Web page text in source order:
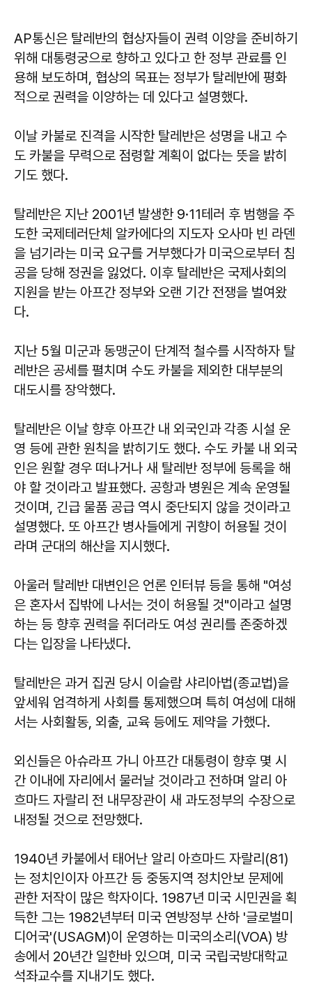
AP통신은 탈레반의 협상자들이 권력 이양을 준비하기
위해 대통령궁으로 향하고 있다고 한 정부 관료를 인
용해 보도하며, 협상의 목표는 정부가 탈레반에 평화
적으로 권력을 이양하는 데 있다고 설명했다.
이날 카불로 진격을 시작한 탈레반은 성명을 내고 수
도 카불을 무력으로 점령할 계획이 없다는 뜻을 밝히
기도 했다.
탈레반은 지난 2001년 발생한 9·11테러 후 범행을 주
도한 국제테러단체 알카에다의 지도자 오사마 빈 라덴
을 넘기라는 미국 요구를 거부했다가 미국으로부터 침
공을 당해 정권을 잃었다. 이후 탈레반은 국제사회의
지원을 받는 아프간 정부와 오랜 기간 전쟁을 벌여왔
다.
지난 5월 미군과 동맹군이 단계적 철수를 시작하자 탈
레반은 공세를 펼치며 수도 카불을 제외한 대부분의
대도시를 장악했다.
탈레반은 이날 향후 아프간 내 외국인과 각종 시설 운
영 등에 관한 원칙을 밝히기도 했다. 수도 카불 내 외국
인은 원할 경우 떠나거나 새 탈레반 정부에 등록을 해
야 할 것이라고 발표했다. 공항과 병원은 계속 운영될
것이며, 긴급 물품 공급 역시 중단되지 않을 것이라고
설명했다. 또 아프간 병사들에게 귀향이 허용될 것이
라며 군대의 해산을 지시했다.
아울러 탈레반 대변인은 언론 인터뷰 등을 통해 "여성
은 혼자서 집밖에 나서는 것이 허용될 것"이라고 설명
하는 등 향후 권력을 쥐더라도 여성 권리를 존중하겠
다는 입장을 나타냈다.
탈레반은 과거 집권 당시 이슬람 샤리아법(종교법)을
앞세워 엄격하게 사회를 통제했으며 특히 여성에 대해
서는 사회활동, 외출, 교육 등에도 제약을 가했다.
외신들은 아슈라프 가니 아프간 대통령이 향후 몇 시
간 이내에 자리에서 물러날 것이라고 전하며 알리 아
흐마드 자랄리 전 내무장관이 새 과도정부의 수장으로
내정될 것으로 전망했다.
1940년 카불에서 태어난 알리 아흐마드 자랄리(81)
는 정치인이자 아프간 등 중동지역 정치안보 문제에
관한 저작이 많은 학자이다. 1987년 미국 시민권을 획
득한 그는 1982년부터 미국 연방정부 산하 '글로벌미
디어국'(USAGM)이 운영하는 미국의소리(VOA) 방
송에서 20년간 일한바 있으며, 미국 국립국방대학교
석좌교수를 지내기도 했다.